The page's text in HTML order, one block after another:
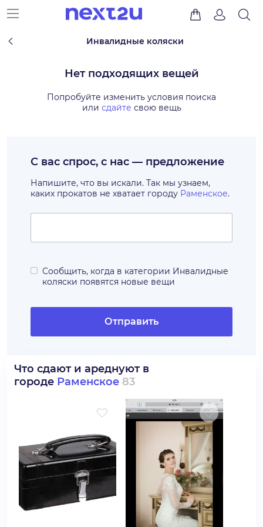
Инвалидные коляски
Нет подходящих вещей
Попробуйте изменить условия поиска
или сдайте свою вещь
С вас спрос, с нас — предложение
Напишите, что вы искали. Так мы узнаем,
каких прокатов не хватает городу Раменское.
Сообщить, когда в категории Инвалидные
коляски появятся новые вещи
Отправить
Что сдают и ареднуют в
городе Раменское 83